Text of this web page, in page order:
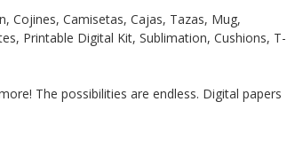
Cojines, Camisetas, Cajas, Tazas, Mug,
Printable Digital Kit, Sublimation, Cushions, T-
The possibilities are endless. Digital papers